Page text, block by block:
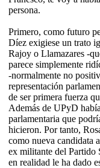
persona.
Primero, como futuro
Díez exigiese un trato
Rajoy o Llamazares -
parece simplemente
-normalmente no
representación
de ser primera fuerza
Además de UPyD
parlamentaria que
hicieron. Por tanto,
como nueva candidata
ex militante del Partido
en realidad le ha dado